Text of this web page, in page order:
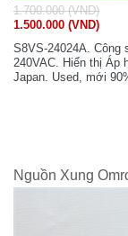
1.700.000 (VND)
1.500.000 (VND)
S8VS-24024A. Công
240VAC. Hiển thị Áp
Japan. Used, mới
Nguồn Xung